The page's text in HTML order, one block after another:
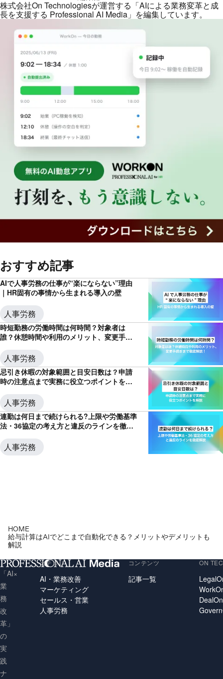
株式会社On Technologiesが運営する「AIによる業務変革と成
長を支援する Professional AI Media」を編集しています。
おすすめ記事
AIで人事労務の仕事が“楽にならない”理由
｜HR固有の事情から生まれる導入の壁
人事労務
時短勤務の労働時間は何時間？対象者は
誰？休憩時間や利用のメリット、変更手続
人事労務
忌引き休暇の対象範囲と目安日数は？申請
時の注意点まで実務に役立つポイントを解
人事労務
連勤は何日まで続けられる?上限や労働基準
法・36協定の考え方と違反のラインを徹底
人事労務
HOME
給与計算はAIでどこまで自動化できる？メリットやデメリットも
解説
「AI×
業
務
改
革」
の
実
践
ナ
カテゴリ
AI・業務改善
マーケティング
セールス・営業
人事労務
コンテンツ
記事一覧
ON
DealOn